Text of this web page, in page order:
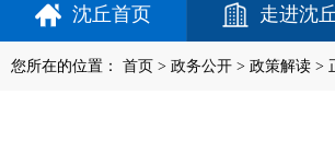
沈丘首页 走进沈
您所在的位置： 首页 > 政务公开 > 政策解读 >